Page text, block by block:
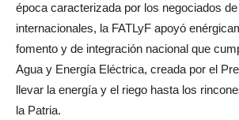
época caracterizada por los negociados
internacionales, la FATLyF apoyó
fomento y de integración nacional que
Agua y Energía Eléctrica, creada por el
llevar la energía y el riego hasta los
la Patria.